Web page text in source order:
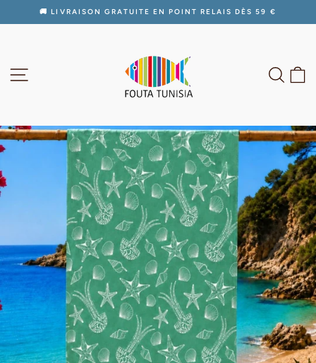
Diaporama
🚚 LIVRAISON GRATUITE EN POINT RELAIS DÈS 59 €